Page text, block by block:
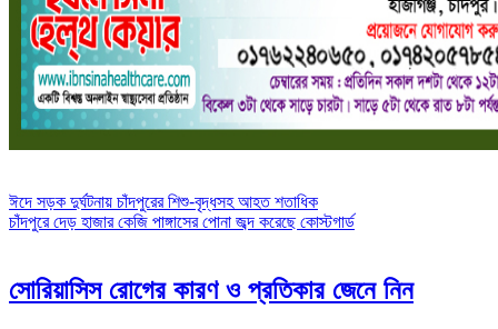
Post
navigation
ঈদে সড়ক দুর্ঘটনায় চাঁদপুরের শিশু-বৃদ্ধসহ আহত শতাধিক
চাঁদপুরে দেড় হাজার কেজি পাঙ্গাসের পোনা জব্দ করেছে কোস্টগার্ড
সোরিয়াসিস রোগের কারণ ও প্রতিকার জেনে নিন